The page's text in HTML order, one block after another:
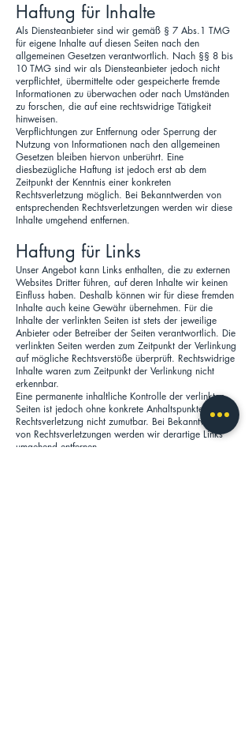
Haftung für Inhalte
Als Diensteanbieter sind wir gemäß § 7 Abs.1 TMG
für eigene Inhalte auf diesen Seiten nach den
allgemeinen Gesetzen verantwortlich. Nach §§ 8 bis
10 TMG sind wir als Diensteanbieter jedoch nicht
verpflichtet, übermittelte oder gespeicherte fremde
Informationen zu überwachen oder nach Umständen
zu forschen, die auf eine rechtswidrige Tätigkeit
hinweisen.
Verpflichtungen zur Entfernung oder Sperrung der
Nutzung von Informationen nach den allgemeinen
Gesetzen bleiben hiervon unberührt. Eine
diesbezügliche Haftung ist jedoch erst ab dem
Zeitpunkt der Kenntnis einer konkreten
Rechtsverletzung möglich. Bei Bekanntwerden von
entsprechenden Rechtsverletzungen werden wir diese
Inhalte umgehend entfernen.
Haftung für Links
Unser Angebot kann Links enthalten, die zu externen
Websites Dritter führen, auf deren Inhalte wir keinen
Einfluss haben. Deshalb können wir für diese fremden
Inhalte auch keine Gewähr übernehmen. Für die
Inhalte der verlinkten Seiten ist stets der jeweilige
Anbieter oder Betreiber der Seiten verantwortlich. Die
verlinkten Seiten werden zum Zeitpunkt der Verlinkung
auf mögliche Rechtsverstöße überprüft. Rechtswidrige
Inhalte waren zum Zeitpunkt der Verlinkung nicht
erkennbar.
Eine permanente inhaltliche Kontrolle der verlinkten
Seiten ist jedoch ohne konkrete Anhaltspunkte einer
Rechtsverletzung nicht zumutbar. Bei Bekanntwerden
von Rechtsverletzungen werden wir derartige Links
umgehend entfernen.